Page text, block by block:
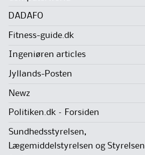
DADAFO
Fitness-guide.dk
Ingeniøren articles
Jyllands-Posten
Newz
Politiken.dk – Forsiden
Sundhedsstyrelsen,
Lægemiddelstyrelsen og Styrelsen